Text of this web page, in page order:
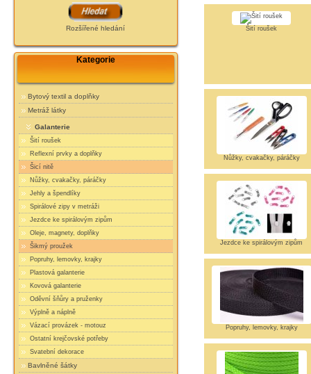
Rozšířené hledání
Kategorie
Bytový textil a doplňky
Metráž látky
Galanterie
Šití roušek
Reflexní prvky a doplňky
Šicí nitě
Nůžky, cvakačky, páráčky
Jehly a špendlíky
Spirálové zipy v metráži
Jezdce ke spirálovým zipům
Oleje, magnety, doplňky
Šikmý proužek
Popruhy, lemovky, krajky
Plastová galanterie
Kovová galanterie
Oděvní šňůry a pruženky
Výplně a náplně
Vázací provázek - motouz
Ostatní krejčovské potřeby
Svatební dekorace
Bavlněné šátky
Šití roušek
Nůžky, cvakačky, páráčky
Jezdce ke spirálovým zipům
Popruhy, lemovky, krajky